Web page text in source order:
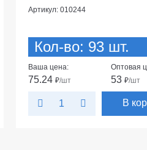
Артикул: 010244
Кол-во: 93 шт.
Ваша цена:
75.24 ₽/шт
Оптовая
53₽/шт
В